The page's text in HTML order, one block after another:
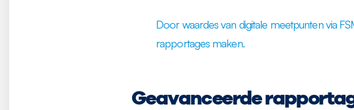
Door waardes van digitale meetpunten via
rapportages maken.
Geavanceerde